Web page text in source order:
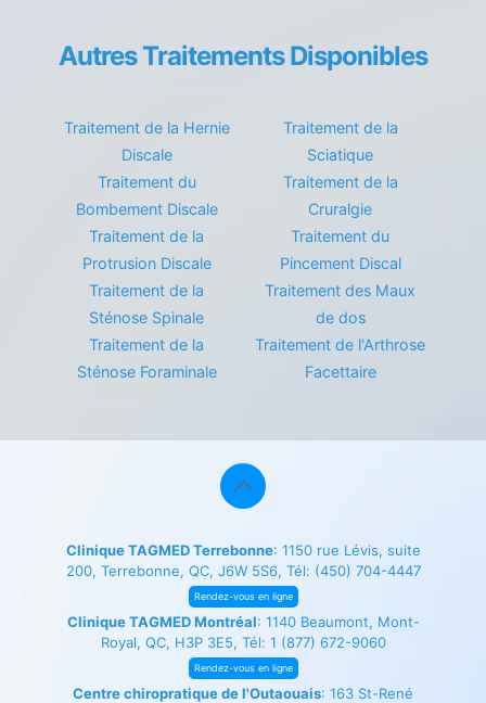
Autres Traitements Disponibles
Traitement de la Hernie
Discale
Traitement du
Bombement Discale
Traitement de la
Protrusion Discale
Traitement de la
Sténose Spinale
Traitement de la
Sténose Foraminale
Traitement de la
Sciatique
Traitement de la
Cruralgie
Traitement du
Pincement Discal
Traitement des Maux
de dos
Traitement de l'Arthrose
Facettaire
Clinique TAGMED Terrebonne: 1150 rue Lévis, suite
200, Terrebonne, QC, J6W 5S6, Tél: (450) 704-4447
Rendez-vous en ligne
Clinique TAGMED Montréal: 1140 Beaumont, Mont-
Royal, QC, H3P 3E5, Tél: 1 (877) 672-9060
Rendez-vous en ligne
Centre chiropratique de l'Outaouais: 163 St-René